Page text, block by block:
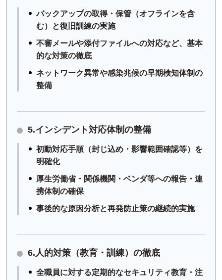
バックアップの取得・保管（オフラインを含
む）と復旧訓練の実施
不審メールや添付ファイルへの対応など、基本
的な対策の徹底
ネットワーク異常や感染兆候の早期検知体制の
整備
5.インシデント対応体制の整備
初動対応手順（封じ込め・影響範囲確認等）を
明確化
厚生労働省・関係機関・ベンダ等への報告・連
携体制の確保
事後的な原因分析と再発防止策の継続的実施
6.人的対策（教育・訓練）の徹底
全職員に対する定期的なセキュリティ教育・注